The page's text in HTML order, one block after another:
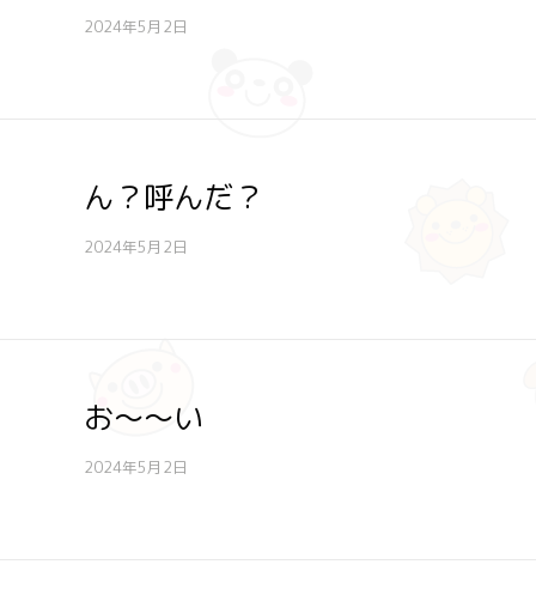
2024年5月2日
ん？呼んだ？
2024年5月2日
お～～い
2024年5月2日